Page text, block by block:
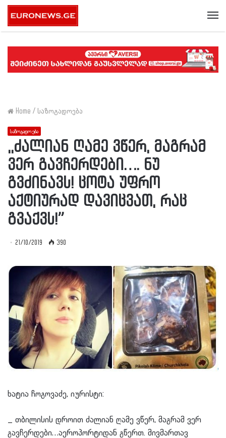
Home / საზოგადოება
საზოგადოება
,,ძალიან ღამე ვწერ, მაგრამ
ვერ გავჩერდები…. ნუ
გვძინავს! ცოტა უფრო
აქტიურად დავიცვათ, რაც
გვაქვს!”
21/10/2019 390
ხატია ჩოგოვაძე, იურისტი:
_ თბილისის დროით ძალიან ღამე ვწერ, მაგრამ ვერ
გავჩერდები…აეროპორტიდან გწერთ. მივმართავ